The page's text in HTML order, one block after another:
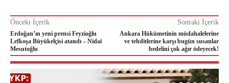
Önceki İçerik
Erdoğan’ın yeni prensi Feyzioğlu
Lefkoşa Büyükelçisi atandı – Nidai
Mesutoğlu
Sonraki İçerik
Ankara Hükümetinin müdahalelerine
ve tehditlerine karşı bugün susanlar
bedelini çok ağır ödeyecek!